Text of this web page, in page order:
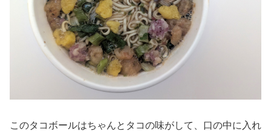
このタコボールはちゃんとタコの味がして、口の中に入れ